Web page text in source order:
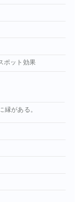
ポット効果
縁がある。